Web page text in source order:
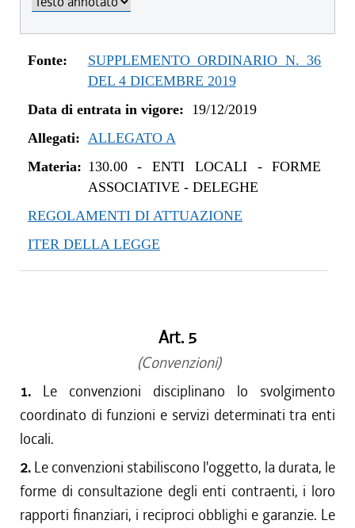
dal 11/08/2020 al 28/10/2020
dal 02/07/2020 al 10/08/2020
dal 21/05/2020 al 18/12/2019
dal 19/12/2019 al 20/05/2020
Fonte:
SUPPLEMENTO ORDINARIO N. 36
DEL 4 DICEMBRE 2019
Data di entrata in vigore: 19/12/2019
Allegati: ALLEGATO A
Materia: 130.00-ENTI LOCALI - FORME
ASSOCIATIVE - DELEGHE
REGOLAMENTI DI ATTUAZIONE
ITER DELLA LEGGE
Art. 5
(Convenzioni)
1. Le convenzioni disciplinano lo svolgimento
coordinato di funzioni e servizi determinati tra enti
locali.
2. Le convenzioni stabiliscono l'oggetto, la durata, le
forme di consultazione degli enti contraenti, i loro
rapporti finanziari, i reciproci obblighi e garanzie. Le